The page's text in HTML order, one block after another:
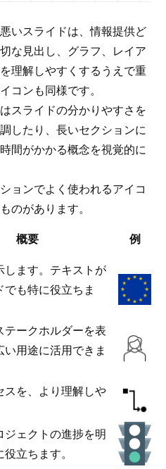
いスライドは、情報提供ど
な見出し、 グラフ 、 レイア
理解しやすくするうえで重
コンも同様です。
スライドの分かりやすさを
したり、長いセクションに
間がかかる概念を視覚的に
ョンでよく使われるアイコ
のがあります。
概要 例
します。テキストが
でも特に役立ちま
テークホルダーを表
い用途に活用できま
スを、より理解しや
ジェクトの進捗を明
立ちます。